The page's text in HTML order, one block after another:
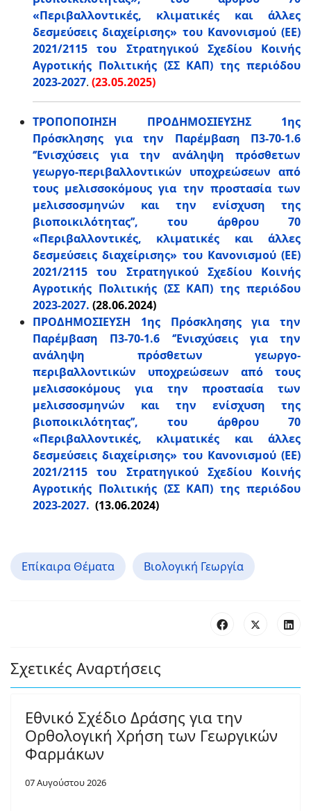
«Περιβαλλοντικές, κλιματικές και άλλες
δεσμεύσεις διαχείρισης» του Κανονισμού (ΕΕ)
2021/2115 του Στρατηγικού Σχεδίου Κοινής
Αγροτικής Πολιτικής (ΣΣ ΚΑΠ) της περιόδου
2023-2027. (23.05.2025)
ΤΡΟΠΟΠΟΙΗΣΗ ΠΡΟΔΗΜΟΣΙΕΥΣΗΣ 1ης
Πρόσκλησης για την Παρέμβαση Π3-70-1.6
‘’Ενισχύσεις για την ανάληψη πρόσθετων
γεωργο-περιβαλλοντικών υποχρεώσεων από
τους μελισσοκόμους για την προστασία των
μελισσοσμηνών και την ενίσχυση της
βιοποικιλότητας’’, του άρθρου 70
«Περιβαλλοντικές, κλιματικές και άλλες
δεσμεύσεις διαχείρισης» του Κανονισμού (ΕΕ)
2021/2115 του Στρατηγικού Σχεδίου Κοινής
Αγροτικής Πολιτικής (ΣΣ ΚΑΠ) της περιόδου
2023-2027. (28.06.2024)
ΠΡΟΔΗΜΟΣΙΕΥΣΗ 1ης Πρόσκλησης για την
Παρέμβαση Π3-70-1.6 ‘’Ενισχύσεις για την
ανάληψη πρόσθετων γεωργο-
περιβαλλοντικών υποχρεώσεων από τους
μελισσοκόμους για την προστασία των
μελισσοσμηνών και την ενίσχυση της
βιοποικιλότητας’’, του άρθρου 70
«Περιβαλλοντικές, κλιματικές και άλλες
δεσμεύσεις διαχείρισης» του Κανονισμού (ΕΕ)
2021/2115 του Στρατηγικού Σχεδίου Κοινής
Αγροτικής Πολιτικής (ΣΣ ΚΑΠ) της περιόδου
2023-2027. (13.06.2024)
Επίκαιρα Θέματα Βιολογική Γεωργία
Σχετικές Αναρτήσεις
Εθνικό Σχέδιο Δράσης για την
Ορθολογική Χρήση των Γεωργικών
Φαρμάκων
07 Αυγούστου 2026